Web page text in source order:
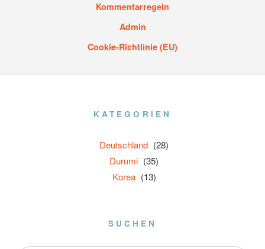
Kommentarregeln
Admin
Cookie-Richtlinie (EU)
KATEGORIEN
Deutschland (28)
Durumi (35)
Korea (13)
SUCHEN